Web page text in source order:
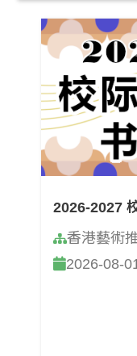
2026-2027
香港藝術
2026-08-